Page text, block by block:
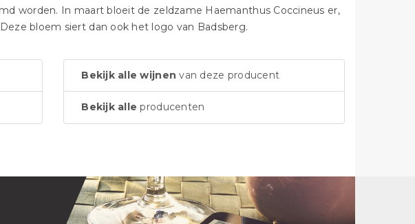
worden. In maart bloeit de zeldzame Haemanthus Coccineus er,
bloem siert dan ook het logo van Badsberg.
Bekijk alle wijnen van deze producent
Bekijk alle producenten